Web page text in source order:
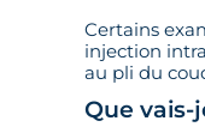
Certains
injection
au pli du
Que vais-